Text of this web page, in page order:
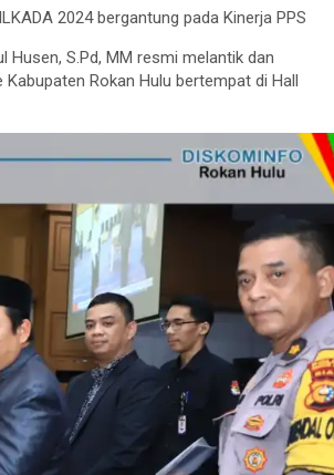
2024 bergantung pada Kinerja PPS
Husen, S.Pd, MM resmi melantik dan
Rokan Hulu bertempat di Hall